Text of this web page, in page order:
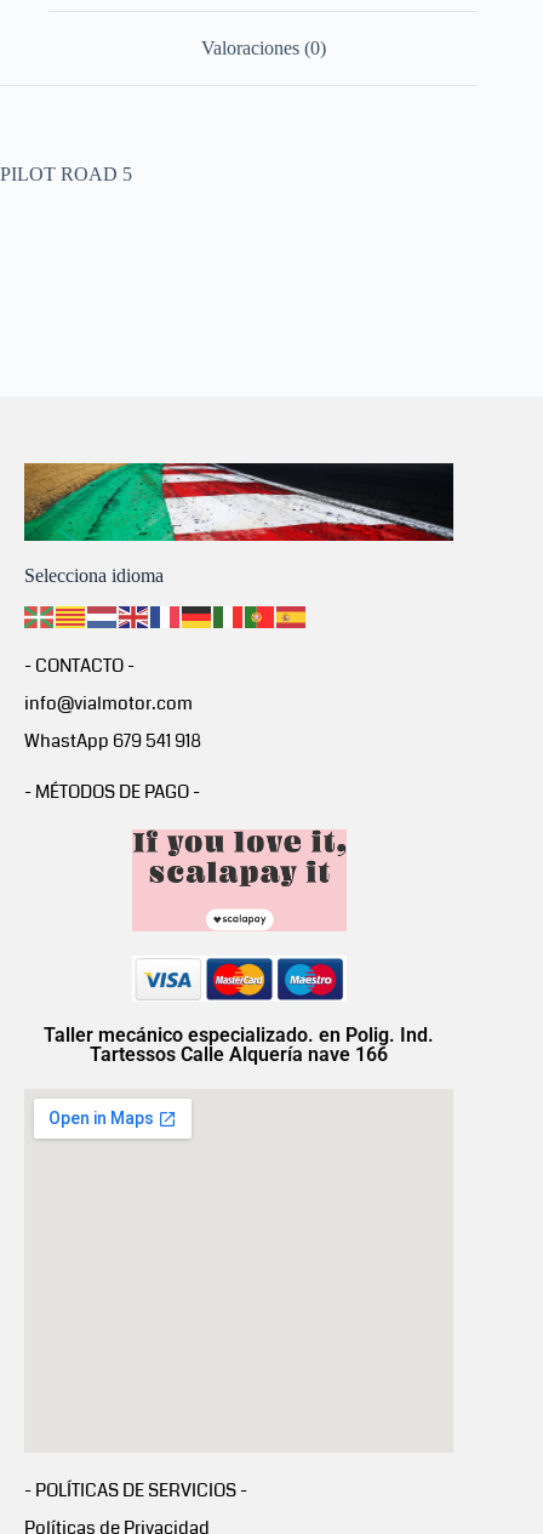
Valoraciones (0)
PILOT ROAD 5
Selecciona idioma
- CONTACTO -
info@vialmotor.com
WhastApp 679 541 918
- MÉTODOS DE PAGO -
Taller mecánico especializado. en Polig. Ind.
Tartessos Calle Alquería nave 166
- POLÍTICAS DE SERVICIOS -
Políticas de Privacidad